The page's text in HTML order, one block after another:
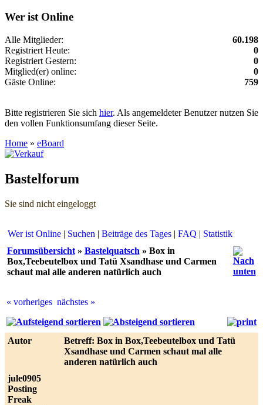
Wer ist Online
Alle Mitglieder:
60.198
Registriert Heute:
0
Registriert Gestern:
0
Mitglied(er) online:
0
Gäste Online:
759
Bitte registrieren Sie sich hier. Als angemeldeter Benutzer nutzen Sie
den vollen Funktionsumfang dieser Seite.
Home » eBoard
Bastelforum
Sie sind nicht eingeloggt
Wer ist Online | Suchen | Beiträge des Tages | FAQ | Statistik
Forumsübersicht» Bastelquatsch » Box in
Box,Teebeutelbox und Tatü Xsandhase und Carmen
schaut mal alle anderen natürlich auch
online
live
casino
« vorheriges nächstes »
Autor
Betreff: Box in Box,Teebeutelbox und Tatü
Xsandhase und Carmen schaut mal alle
anderen natürlich auch
jule0905
Posting
Freak